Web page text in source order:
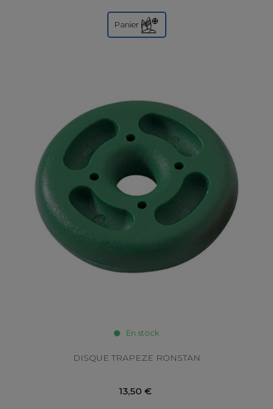
Panier
En stock
DISQUE TRAPEZE RONSTAN
13,50 €